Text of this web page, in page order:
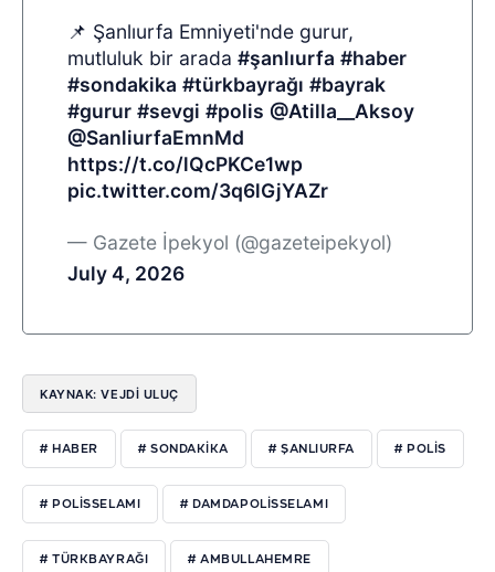
📌 Şanlıurfa Emniyeti'nde gurur,
mutluluk bir arada#şanlıurfa #haber
#sondakika #türkbayrağı #bayrak
#gurur #sevgi #polis @Atilla__Aksoy
@SanliurfaEmnMd
https://t.co/lQcPKCe1wp
pic.twitter.com/3q6lGjYAZr
— Gazete İpekyol (@gazeteipekyol)
July 4, 2026
KAYNAK: VEJDI ULUÇ
# HABER # SONDAKIKA # ŞANLIURFA # POLIS
# POLISSELAMI # DAMDAPOLISSELAMI
# TÜRKBAYRAĞI # AMBULLAHEMRE